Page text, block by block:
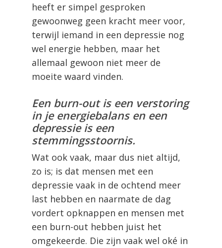
heeft er simpel gesproken
gewoonweg geen kracht meer voor,
terwijl iemand in een depressie nog
wel energie hebben, maar het
allemaal gewoon niet meer de
moeite waard vinden.
Een burn-out is een verstoring
in je energiebalans en een
depressie is een
stemmingsstoornis.
Wat ook vaak, maar dus niet altijd,
zo is; is dat mensen met een
depressie vaak in de ochtend meer
last hebben en naarmate de dag
vordert opknappen en mensen met
een burn-out hebben juist het
omgekeerde. Die zijn vaak wel oké in